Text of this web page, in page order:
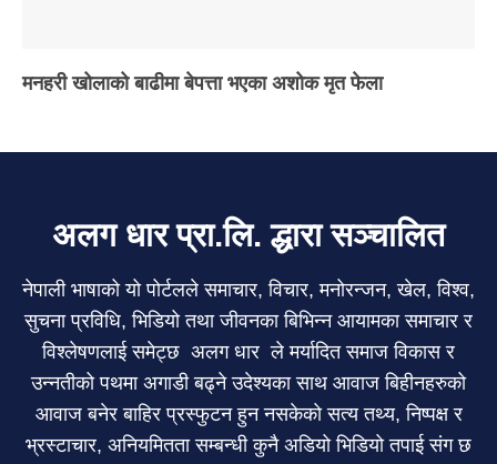
मनहरी खोलाको बाढीमा बेपत्ता भएका अशोक मृत फेला
अलग धार प्रा.लि. द्धारा सञ्चालित
नेपाली भाषाको यो पोर्टलले समाचार, विचार, मनोरन्जन, खेल, विश्व,
सुचना प्रविधि, भिडियो तथा जीवनका बिभिन्न आयामका समाचार र
विश्लेषणलाई समेट्छ अलग धार ले मर्यादित समाज विकास र
उन्नतीको पथमा अगाडी बढ्ने उदेश्यका साथ आवाज बिहीनहरुको
आवाज बनेर बाहिर प्रस्फुटन हुन नसकेको सत्य तथ्य, निष्पक्ष र
भ्रस्टाचार, अनियमितता सम्बन्धी कुनै अडियो भिडियो तपाई संग छ